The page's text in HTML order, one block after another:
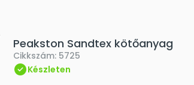
Peakston Sandtex kötőanyag
Cikkszám: 5725
Készleten